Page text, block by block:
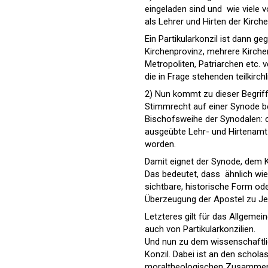
eingeladen sind und  wie
als Lehrer und Hirten der
Ein Partikularkonzil ist dann
Kirchenprovinz, mehrere
Metropoliten, Patriarchen etc.
die in Frage stehenden
2) Nun kommt zu dieser
Stimmrecht auf einer Synode
Bischofsweihe der
ausgeübte Lehr- und
worden.
Damit eignet der Synode, dem
Das bedeutet, dass  ähnlich
sichtbare, historische Form
Überzeugung der Apostel zu
Letzteres gilt für das
auch von Partikularkonzilien.
Und nun zu dem
Konzil. Dabei ist an den